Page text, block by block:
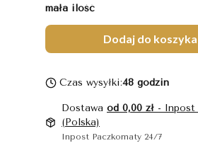
mała ilość
Dodaj do koszyka
Czas wysyłki:48 godzin
Dostawaod 0,00 zł - Inpost
(Polska)
Inpost Paczkomaty 24/7